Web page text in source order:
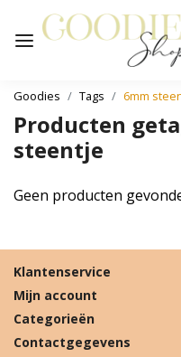
Goodies Tags 6mm
Producten
steentje
Geen producten
Klantenservice
Mijn account
Categorieën
Contactgegevens